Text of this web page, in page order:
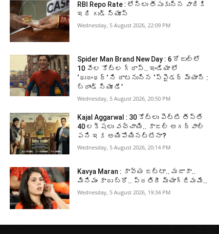
RBI Repo Rate : లోన్లు తీసుకున్న వారికి
ఇది గుడ్ న్యూస్
Wednesday, 5 August 2026, 22:09 PM
Spider Man Brand New Day : 6 రోజుల్లో
10 వేల కోట్ల గ్రాస్.. ఇండియా లో
‘ధురంధర్’ ని దాటనున్న ‘స్పైడర్ మ్యాన్ :
బ్రాండ్ న్యూ డే’
Wednesday, 5 August 2026, 20:50 PM
Kajal Aggarwal : 30 కోట్లు పెట్టి తీస్తే
40 లక్షలు వచ్చాయి.. కాజల్ అగర్వాల్
పని ఇక అయిపోయినట్టేనా?
Wednesday, 5 August 2026, 20:14 PM
Kavya Maran : కావ్య జట్టా.. మజాకా..
మినిమం కాదు బ్రో.. ప్రతిదీ మ్యాగ్జిమమే..
Wednesday, 5 August 2026, 19:34 PM